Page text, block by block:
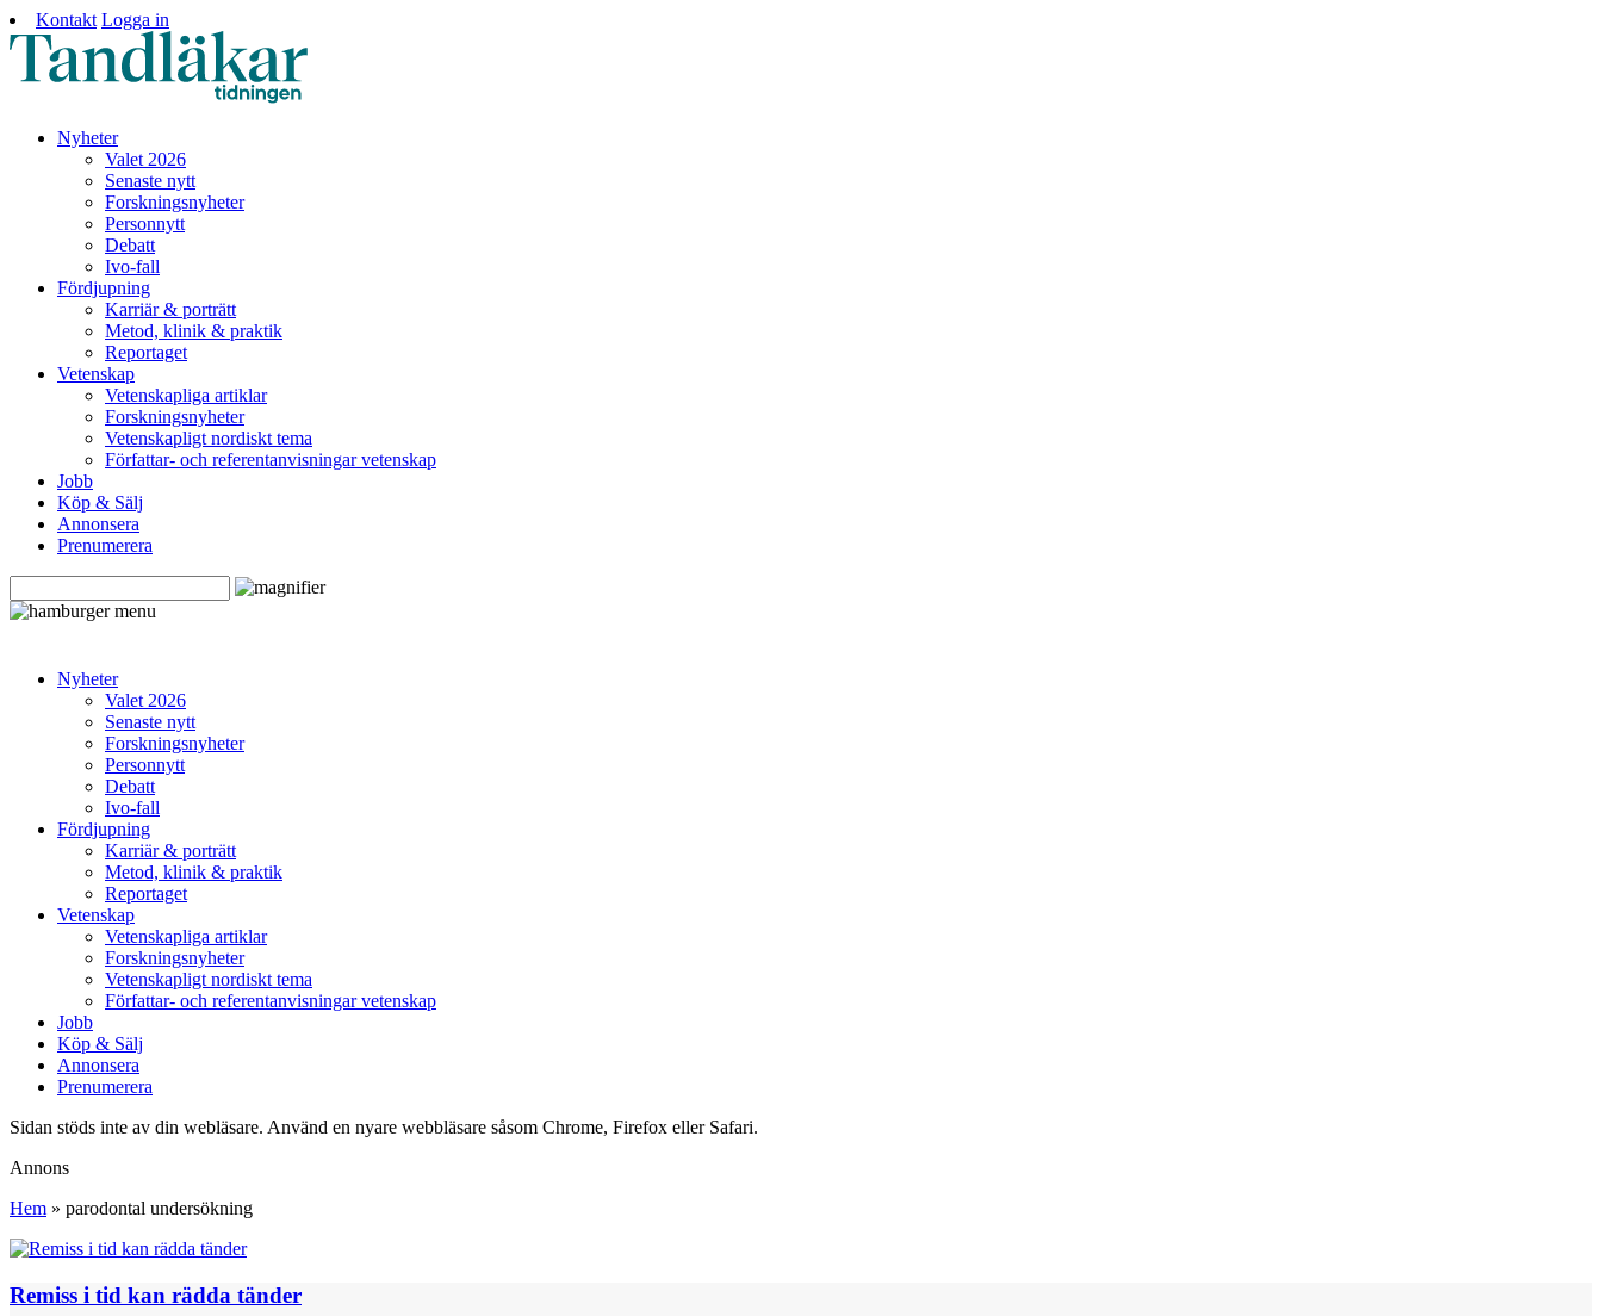
Kontakt Logga in
Nyheter
Valet 2026
Senaste nytt
Forskningsnyheter
Personnytt
Debatt
Ivo-fall
Fördjupning
Karriär & porträtt
Metod, klinik & praktik
Reportaget
Vetenskap
Vetenskapliga artiklar
Forskningsnyheter
Vetenskapligt nordiskt tema
Författar- och referentanvisningar vetenskap
Jobb
Köp & Sälj
Annonsera
Prenumerera
Nyheter
Valet 2026
Senaste nytt
Forskningsnyheter
Personnytt
Debatt
Ivo-fall
Fördjupning
Karriär & porträtt
Metod, klinik & praktik
Reportaget
Vetenskap
Vetenskapliga artiklar
Forskningsnyheter
Vetenskapligt nordiskt tema
Författar- och referentanvisningar vetenskap
Jobb
Köp & Sälj
Annonsera
Prenumerera
Sidan stöds inte av din webläsare. Använd en nyare webbläsare såsom Chrome, Firefox eller Safari.
Annons
Hem » parodontal undersökning
Remiss i tid kan rädda tänder